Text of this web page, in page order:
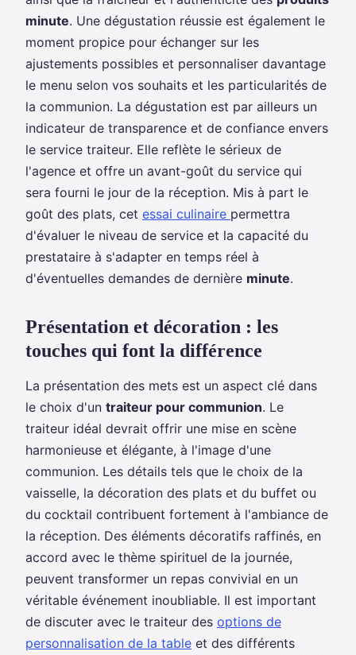
minute. Une dégustation réussie est également le
moment propice pour échanger sur les
ajustements possibles et personnaliser davantage
le menu selon vos souhaits et les particularités de
la communion. La dégustation est par ailleurs un
indicateur de transparence et de confiance envers
le service traiteur. Elle reflète le sérieux de
l'agence et offre un avant-goût du service qui
sera fourni le jour de la réception. Mis à part le
goût des plats, cet essai culinaire permettra
d'évaluer le niveau de service et la capacité du
prestataire à s'adapter en temps réel à
d'éventuelles demandes de dernière minute.
Présentation et décoration : les
touches qui font la différence
La présentation des mets est un aspect clé dans
le choix d'un traiteur pour communion. Le
traiteur idéal devrait offrir une mise en scène
harmonieuse et élégante, à l'image d'une
communion. Les détails tels que le choix de la
vaisselle, la décoration des plats et du buffet ou
du cocktail contribuent fortement à l'ambiance de
la réception. Des éléments décoratifs raffinés, en
accord avec le thème spirituel de la journée,
peuvent transformer un repas convivial en un
véritable événement inoubliable. Il est important
de discuter avec le traiteur des options de
personnalisation de la table et des différents